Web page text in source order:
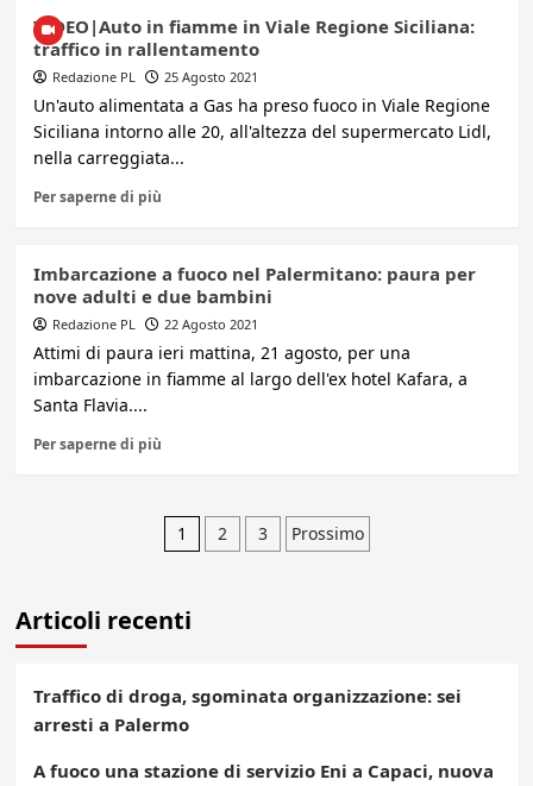
VIDEO|Auto in fiamme in Viale Regione Siciliana:
traffico in rallentamento
Redazione PL 25 Agosto 2021
Un'auto alimentata a Gas ha preso fuoco in Viale Regione
Siciliana intorno alle 20, all'altezza del supermercato Lidl,
nella carreggiata...
Per saperne di più
Imbarcazione a fuoco nel Palermitano: paura per
nove adulti e due bambini
Redazione PL 22 Agosto 2021
Attimi di paura ieri mattina, 21 agosto, per una
imbarcazione in fiamme al largo dell'ex hotel Kafara, a
Santa Flavia....
Per saperne di più
Paginazione
articoli
1 2 3 Prossimo
Articoli recenti
Traffico di droga, sgominata organizzazione: sei
arresti a Palermo
A fuoco una stazione di servizio Eni a Capaci, nuova